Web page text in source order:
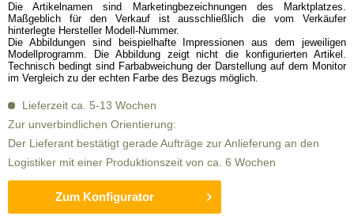
Die Artikelnamen sind Marketingbezeichnungen des Marktplatzes.
Maßgeblich für den Verkauf ist ausschließlich die vom Verkäufer
hinterlegte Hersteller Modell-Nummer.
Die Abbildungen sind beispielhafte Impressionen aus dem jeweiligen
Modellprogramm. Die Abbildung zeigt nicht die konfigurierten Artikel.
Technisch bedingt sind Farbabweichung der Darstellung auf dem Monitor
im Vergleich zu der echten Farbe des Bezugs möglich.
Lieferzeit ca. 5-13 Wochen
Zur unverbindlichen Orientierung:
Der Lieferant bestätigt gerade Aufträge zur Anlieferung an den
Logistiker mit einer Produktionszeit von ca. 6 Wochen
Zum Konfigurator